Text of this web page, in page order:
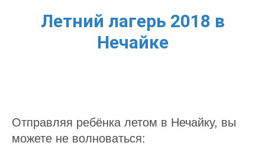
Летний лагерь 2018 в
Нечайке
Отправляя ребёнка летом в Нечайку, вы
можете не волноваться: